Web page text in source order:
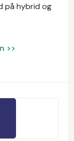
på hybrid og
>>